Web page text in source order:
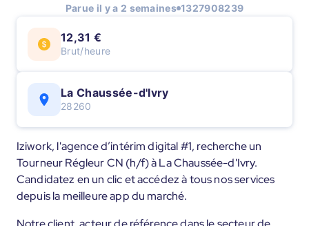
Parue il y a 2 semaines 1327908239
12,31 €
Brut/heure
La Chaussée-d'Ivry
28260
Iziwork, l'agence d’intérim digital #1, recherche un
Tourneur Régleur CN (h/f) à La Chaussée-d'Ivry.
Candidatez en un clic et accédez à tous nos services
depuis la meilleure app du marché.